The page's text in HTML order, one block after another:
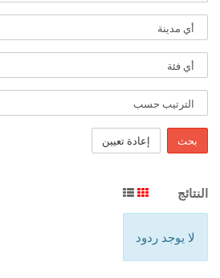
بحث إعادة تعيين
النتائج
لا يوجد ردود